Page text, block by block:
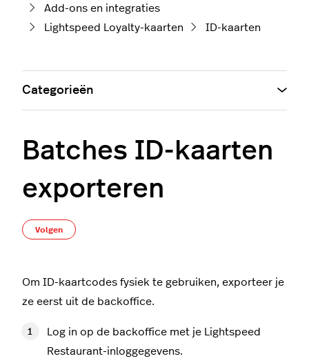
Add-ons en integraties
Lightspeed Loyalty-kaarten
ID-kaarten
Batches ID-kaarten
exporteren
Volgen
Om ID-kaartcodes fysiek te gebruiken, exporteer je
ze eerst uit de backoffice.
Log in op de backoffice met je Lightspeed
Restaurant-inloggegevens.
Categorieën